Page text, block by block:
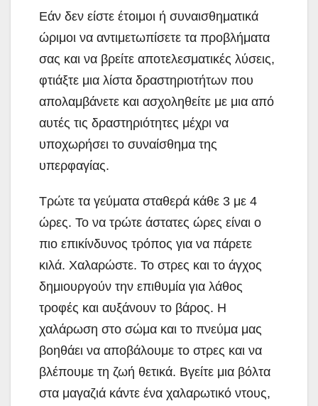
Εάν δεν είστε έτοιμοι ή συναισθηματικά
ώριμοι να αντιμετωπίσετε τα προβλήματα
σας και να βρείτε αποτελεσματικές λύσεις,
φτιάξτε μια λίστα δραστηριοτήτων που
απολαμβάνετε και ασχοληθείτε με μια από
αυτές τις δραστηριότητες μέχρι να
υποχωρήσει το συναίσθημα της
υπερφαγίας.
Τρώτε τα γεύματα σταθερά κάθε 3 με 4
ώρες. Το να τρώτε άστατες ώρες είναι ο
πιο επικίνδυνος τρόπος για να πάρετε
κιλά. Χαλαρώστε. Το στρες και το άγχος
δημιουργούν την επιθυμία για λάθος
τροφές και αυξάνουν το βάρος. Η
χαλάρωση στο σώμα και το πνεύμα μας
βοηθάει να αποβάλουμε το στρες και να
βλέπουμε τη ζωή θετικά. Βγείτε μια βόλτα
στα μαγαζιά κάντε ένα χαλαρωτικό ντους,